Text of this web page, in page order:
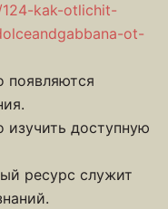
kak-otlichit-
ot-
появляются
доступную
ресурс служит